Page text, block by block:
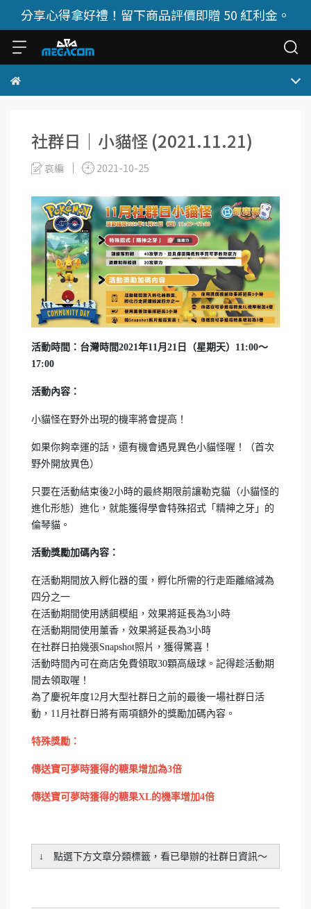
分享心得拿好禮！留下商品評價即贈 50 紅利金。
社群日｜小貓怪 (2021.11.21)
哀編 2021-10-25
活動時間：台灣時間2021年11月21日（星期天）11:00～
17:00
活動內容：
小貓怪在野外出現的機率將會提高！
如果你夠幸運的話，還有機會遇見異色小貓怪喔！（首次
野外開放異色）
只要在活動結束後2小時的最終期限前讓勒克貓（小貓怪的
進化形態）進化，就能獲得學會特殊招式「精神之牙」的
倫琴貓。
活動獎勵加碼內容：
在活動期間放入孵化器的蛋，孵化所需的行走距離縮減為
四分之一
在活動期間使用誘餌模組，效果將延長為3小時
在活動期間使用薰香，效果將延長為3小時
在社群日拍幾張Snapshot照片，獲得驚喜！
活動時間內可在商店免費領取30顆高級球。記得趁活動期
間去領取喔！
為了慶祝年度12月大型社群日之前的最後一場社群日活
動，11月社群日將有兩項額外的獎勵加碼內容。
特殊獎勵：
傳送寶可夢時獲得的糖果增加為3倍
傳送寶可夢時獲得的糖果XL的機率增加4倍
↓ 點選下方文章分類標籤，看已舉辦的社群日資訊～